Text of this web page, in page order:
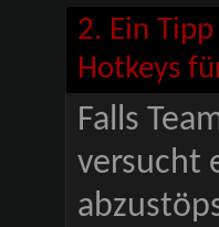
2. Ein
Hotkeys
Falls
versucht